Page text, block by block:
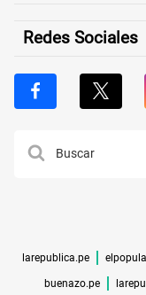
Redes Sociales
larepublica.pe
buenazo.pe